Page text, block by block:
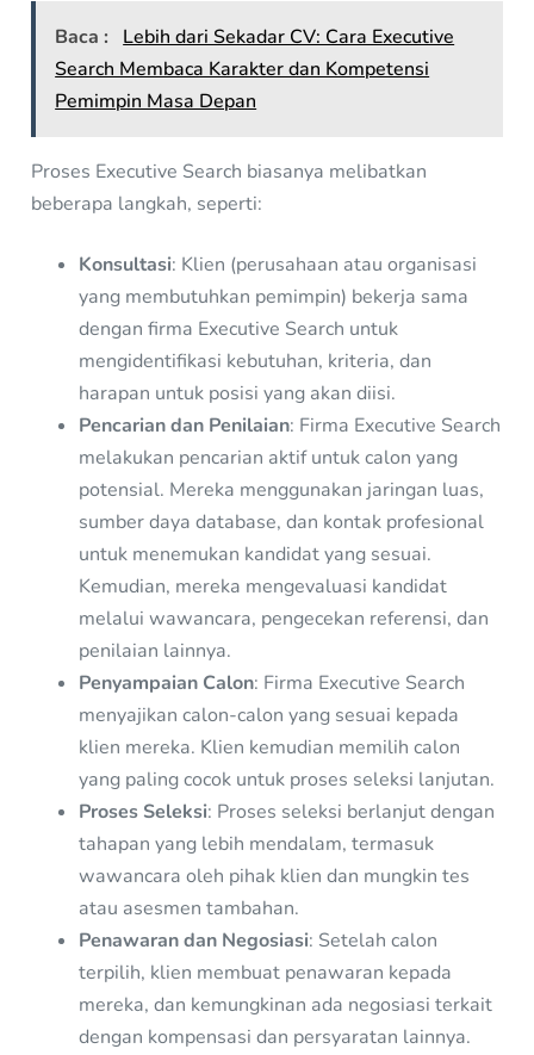
Baca :
Lebih dari Sekadar CV: Cara Executive
Search Membaca Karakter dan Kompetensi
Pemimpin Masa Depan
Proses Executive Search biasanya melibatkan
beberapa langkah, seperti:
Konsultasi: Klien (perusahaan atau organisasi
yang membutuhkan pemimpin) bekerja sama
dengan firma Executive Search untuk
mengidentifikasi kebutuhan, kriteria, dan
harapan untuk posisi yang akan diisi.
Pencarian dan Penilaian: Firma Executive Search
melakukan pencarian aktif untuk calon yang
potensial. Mereka menggunakan jaringan luas,
sumber daya database, dan kontak profesional
untuk menemukan kandidat yang sesuai.
Kemudian, mereka mengevaluasi kandidat
melalui wawancara, pengecekan referensi, dan
penilaian lainnya.
Penyampaian Calon: Firma Executive Search
menyajikan calon-calon yang sesuai kepada
klien mereka. Klien kemudian memilih calon
yang paling cocok untuk proses seleksi lanjutan.
Proses Seleksi: Proses seleksi berlanjut dengan
tahapan yang lebih mendalam, termasuk
wawancara oleh pihak klien dan mungkin tes
atau asesmen tambahan.
Penawaran dan Negosiasi: Setelah calon
terpilih, klien membuat penawaran kepada
mereka, dan kemungkinan ada negosiasi terkait
dengan kompensasi dan persyaratan lainnya.